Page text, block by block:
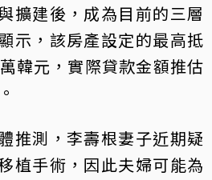
擴建後，成為目前的三層
示，該房產設定的最高抵
韓元，實際貸款金額推估
推測，李壽根妻子近期疑
植手術，因此夫婦可能為